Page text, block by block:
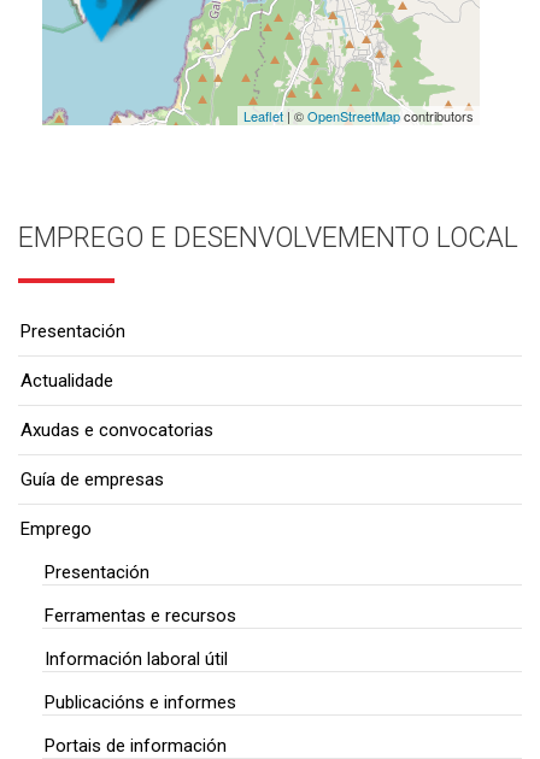
Leaflet| ©OpenStreetMapcontributors
EMPREGO E DESENVOLVEMENTO LOCAL
Presentación
Actualidade
Axudas e convocatorias
Guía de empresas
Emprego
Presentación
Ferramentas e recursos
Información laboral útil
Publicacións e informes
Portais de información